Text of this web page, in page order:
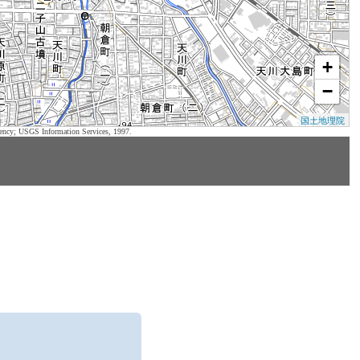
+
−
国土地理院
USGS Information Services, 1997.